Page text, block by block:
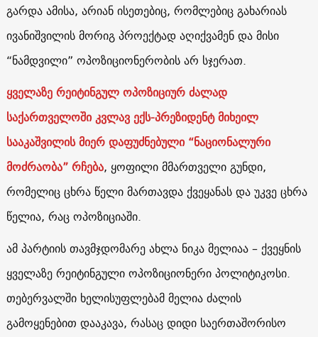
გარდა ამისა, არიან ისეთებიც, რომლებიც გახარიას
ივანიშვილის მორიგ პროექტად აღიქვამენ და მისი
“ნამდვილი” ოპოზიციონერობის არ სჯერათ.
ყველაზე რეიტინგულ ოპოზიციურ ძალად
საქართველოში კვლავ ექს-პრეზიდენტ მიხეილ
სააკაშვილის მიერ დაფუძნებული “ნაციონალური
მოძრაობა” რჩება, ყოფილი მმართველი გუნდი,
რომელიც ცხრა წელი მართავდა ქვეყანას და უკვე ცხრა
წელია, რაც ოპოზიციაში.
ამ პარტიის თავმჯდომარე ახლა ნიკა მელიაა – ქვეყნის
ყველაზე რეიტინგული ოპოზიციონერი პოლიტიკოსი.
თებერვალში ხელისუფლებამ მელია ძალის
გამოყენებით დააკავა, რასაც დიდი საერთაშორისო